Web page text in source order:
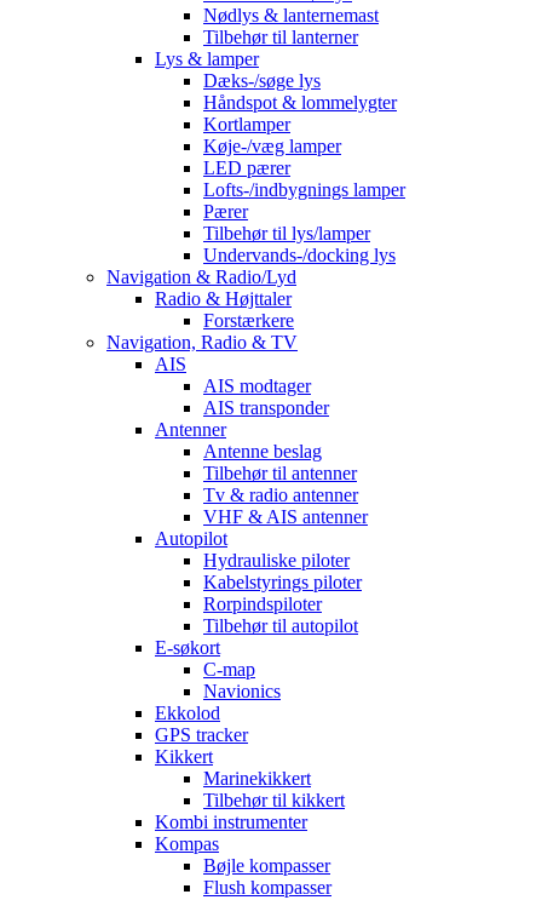
Nødlys & lanternemast
Tilbehør til lanterner
Lys & lamper
Dæks-/søge lys
Håndspot & lommelygter
Kortlamper
Køje-/væg lamper
LED pærer
Lofts-/indbygnings lamper
Pærer
Tilbehør til lys/lamper
Undervands-/docking lys
Navigation & Radio/Lyd
Radio & Højttaler
Forstærkere
Navigation, Radio & TV
AIS
AIS modtager
AIS transponder
Antenner
Antenne beslag
Tilbehør til antenner
Tv & radio antenner
VHF & AIS antenner
Autopilot
Hydrauliske piloter
Kabelstyrings piloter
Rorpindspiloter
Tilbehør til autopilot
E-søkort
C-map
Navionics
Ekkolod
GPS tracker
Kikkert
Marinekikkert
Tilbehør til kikkert
Kombi instrumenter
Kompas
Bøjle kompasser
Flush kompasser